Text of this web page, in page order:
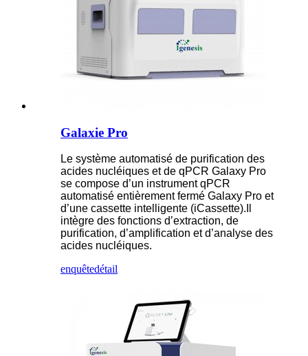
Galaxie Pro
Le système automatisé de purification des
acides nucléiques et de qPCR Galaxy Pro
se compose d’un instrument qPCR
automatisé entièrement fermé Galaxy Pro et
d’une cassette intelligente (iCassette).Il
intègre des fonctions d’extraction, de
purification, d’amplification et d’analyse des
acides nucléiques.
enquêtedétail